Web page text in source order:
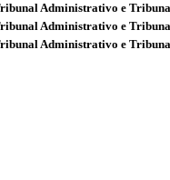
Administrativo e
Administrativo e
Administrativo e